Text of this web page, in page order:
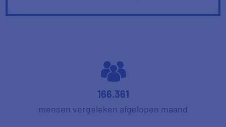
166.361
mensen vergeleken afgelopen maand